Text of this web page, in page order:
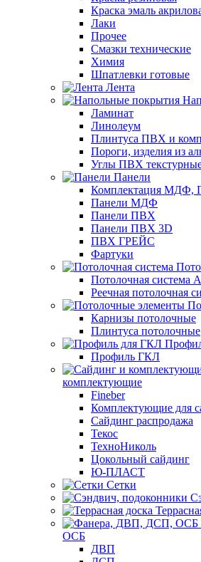
Краска эмаль
Лаки
Прочее
Смазки технические
Химия
Шпатлевки готовые
Лента
Ламинат
Линолеум
Плинтуса ПВХ и
Пороги, изделия из
Углы ПВХ
Панели
Комплектация МДФ,
Панели МДФ
Панели ПВХ
Панели ПВХ 3D
ПВХ ГРЕЙС
Фартуки
Потолочная система
Реечная потолочная
Карнизы потолочные
Плинтуса потолочные
Профиль ГКЛ
комплектующие
Fineber
Комплектующие для
Сайдинг распродажа
Текос
ТехноНиколь
Цокольный сайдинг
Ю-ПЛАСТ
Сетки
ОСБ
ДВП